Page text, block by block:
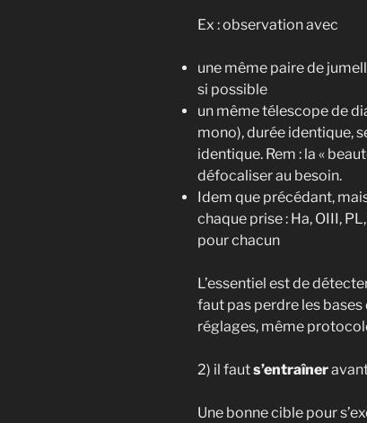
Ex : observation avec
une même paire de
si possible
un même télescope de
mono), durée identique,
identique. Rem : la «
défocaliser au besoin.
Idem que précédant,
chaque prise : Ha, OIII,
pour chacun
L’essentiel est de
faut pas perdre les
réglages, même
2) il fauts’entraîner
Une bonne cible pour